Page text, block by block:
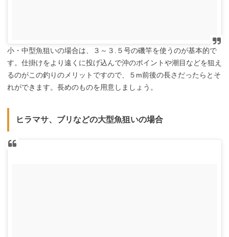
小・中型魚狙いの場合は、３～３.５号の磯竿を使うのが基本的で
す。仕掛けをより遠くに投げ込んで沖のポイントや潮目などを狙え
るのがこの釣りのメリットですので、５m前後の長さだったらとそ
れができます。長めのものを用意しましょう。
ヒラマサ、ブリなどの大型魚狙いの場合